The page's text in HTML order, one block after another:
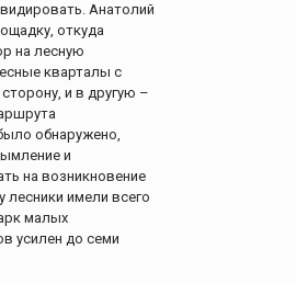
Анатолий
откуда
на лесную
кварталы с
и в другую –
обнаружено,
и
на возникновение
лесники имели всего
малых
усилен до семи